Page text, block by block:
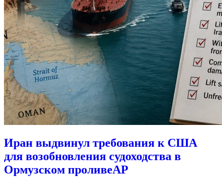
Иран выдвинул требования к США
для возобновления судоходства в
Ормузском проливеAP